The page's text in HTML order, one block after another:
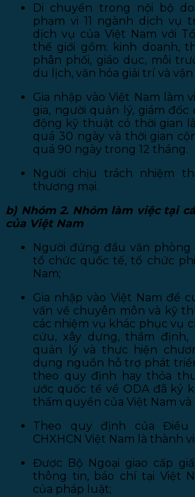
Di chuyển trong nội bộ
phạm vi 11 ngành dịch vụ
dịch vụ của Việt Nam với
thế giới gồm: kinh doanh,
phân phối, giáo dục, môi
du lịch, văn hóa giải trí và vận
Gia nhập vào Việt Nam làm
gia, người quản lý, giám
động kỹ thuật có thời gian
quá 30 ngày và thời gian
quá 90 ngày trong 12 tháng.
Người chịu trách nhiệm
thương mại.
b) Nhóm 2. Nhóm làm việc tại
của Việt Nam
Người đứng đầu văn phòng
tổ chức quốc tế, tổ chức
Nam;
Gia nhập vào Việt Nam để
vấn về chuyên môn và kỹ
các nhiệm vụ khác phục vụ
cứu, xây dựng, thẩm định,
quản lý và thực hiện
dụng nguồn hỗ trợ phát
theo quy định hay thỏa
ước quốc tế về ODA đã ký
thẩm quyền của Việt Nam và
Theo quy định của
CHXHCN Việt Nam là thành
Được Bộ Ngoại giao cấp
thông tin, báo chí tại Việt
của pháp luật;